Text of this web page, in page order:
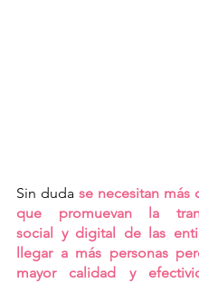
Sin duda se necesitan más
que promuevan la
social y digital de las
llegar a más personas
mayor calidad y